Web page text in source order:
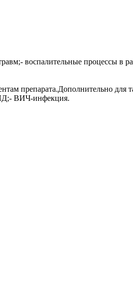
воспалительные процессы в
препарата.Дополнительно для
ВИЧ-инфекция.